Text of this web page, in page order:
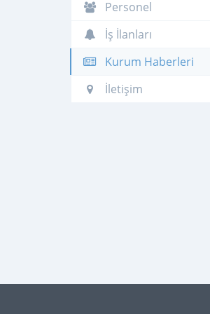
Personel
İş İlanları
Kurum Haberleri
İletişim